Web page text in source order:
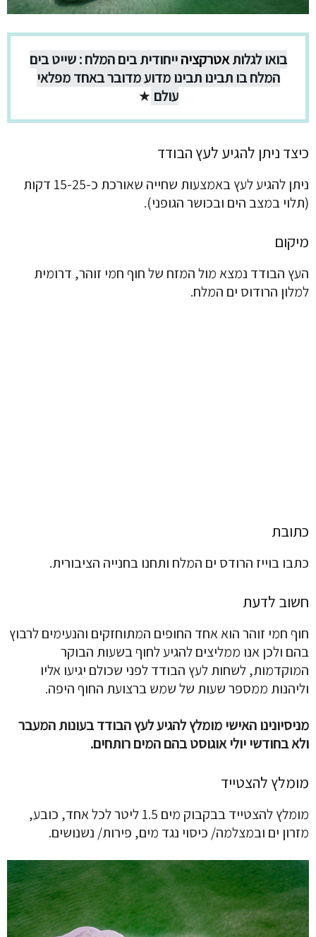
בואו לגלותאטרקציהייחודית בים המלח : שייט בים
המלח בו תבינו תבינו מדוע מדובר באחד מפלאי
עולם ★
כיצד ניתן להגיע לעץ הבודד
ניתן להגיע לעץ באמצעות שחייה שאורכת כ-15-25 דקות
(תלוי במצב הים ובכושר הגופני).
מיקום
העץ הבודד נמצא מול המזח של חוף חמי זוהר, דרומית
למלון הרודוס ים המלח.
כתובת
כתבו בוייז הרודס ים המלח ותחנו בחנייה הציבורית.
חשוב לדעת
חוף חמי זוהר הוא אחד החופים המתוחזקים והנעימים לרבוץ
בהם ולכן אנו ממליצים להגיע לחוף בשעות הבוקר
המוקדמות, לשחות לעץ הבודד לפני שכולם יגיעו אליו
וליהנות ממספר שעות של שמש ברצועת החוף היפה.
מניסיונינו האישי מומלץ להגיע לעץ הבודד בעונות המעבר
ולא בחודשי יולי אוגוסט בהם המים רותחים.
מומלץ להצטייד
מומלץ להצטייד בבקבוק מים 1.5 ליטר לכל אחד, כובע,
מזרון ים ובמצלמה/ כיסוי נגד מים, פירות/ נשנושים.